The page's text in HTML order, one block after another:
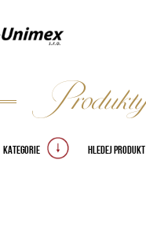
Produkty
KATEGORIE HLEDEJ PRODUKT